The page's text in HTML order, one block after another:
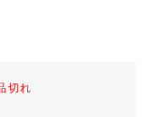
切れ